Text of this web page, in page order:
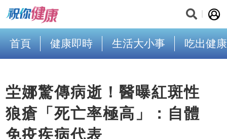
首頁 健康即時 生活大小事 吃出健康
坣娜驚傳病逝！醫曝紅斑性
狼瘡「死亡率極高」：自體
免疫疾病代表